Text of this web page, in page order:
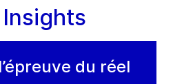
Insights
du réel